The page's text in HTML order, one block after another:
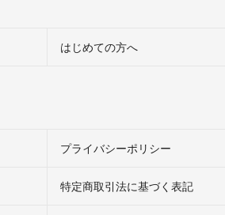
はじめての方へ
プライバシーポリシー
特定商取引法に基づく表記